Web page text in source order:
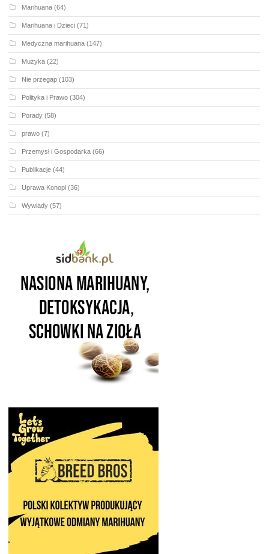
Marihuana (64)
Marihuana i Dzieci (71)
Medyczna marihuana (147)
Muzyka (22)
Nie przegap (103)
Polityka i Prawo (304)
Porady (58)
prawo (7)
Przemysł i Gospodarka (66)
Publikacje (44)
Uprawa Konopi (36)
Wywiady (57)